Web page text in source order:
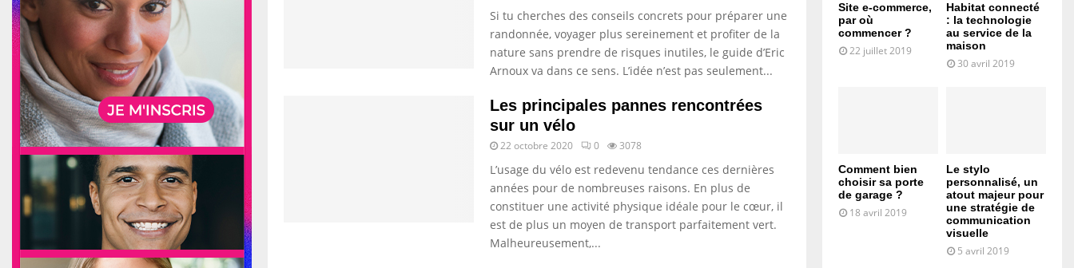
Si tu cherches des conseils concrets pour préparer une
randonnée, voyager plus sereinement et profiter de la
nature sans prendre de risques inutiles, le guide d’Eric
Arnoux va dans ce sens. L’idée n’est pas seulement...
Les principales pannes rencontrées
sur un vélo
22 octobre 2020 0 3078
L’usage du vélo est redevenu tendance ces dernières
années pour de nombreuses raisons. En plus de
constituer une activité physique idéale pour le cœur, il
est de plus un moyen de transport parfaitement vert.
Malheureusement,...
Site e-commerce,
par où
commencer ?
22 juillet 2019
Habitat connecté
: la technologie
au service de la
maison
30 avril 2019
Comment bien
choisir sa porte
de garage ?
18 avril 2019
Le stylo
personnalisé, un
atout majeur pour
une stratégie de
communication
visuelle
5 avril 2019